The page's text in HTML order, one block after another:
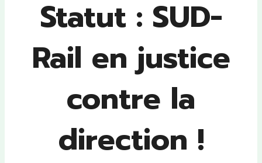
Statut : SUD-
Rail en justice
contre la
direction !